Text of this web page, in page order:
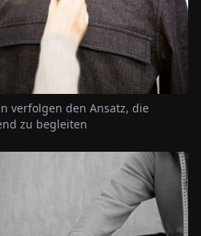
verfolgen den Ansatz, die
zu begleiten